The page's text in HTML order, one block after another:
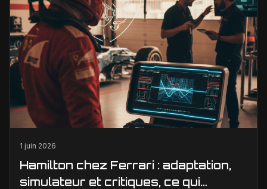
1 juin 2026
Hamilton chez Ferrari : adaptation,
simulateur et critiques, ce qui